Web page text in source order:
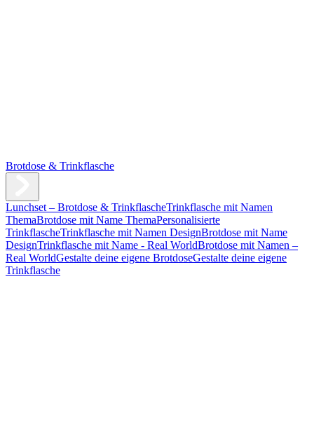
Brotdose & Trinkflasche
Lunchset – Brotdose & TrinkflascheTrinkflasche mit Namen
ThemaBrotdose mit Name ThemaPersonalisierte
TrinkflascheTrinkflasche mit Namen DesignBrotdose mit Name
DesignTrinkflasche mit Name - Real WorldBrotdose mit Namen –
Real WorldGestalte deine eigene BrotdoseGestalte deine eigene
Trinkflasche